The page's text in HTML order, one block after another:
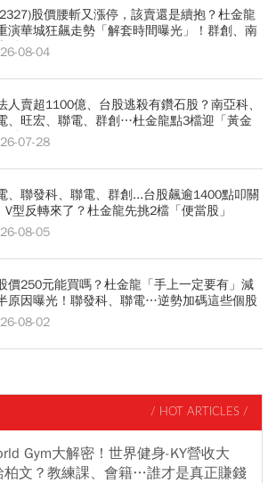
股價腰斬又漲停，該賣還是續抱？杜金龍
演華城狂飆走勢「解套時間曝光」！群創、南
點名08-04
人賣超1100億、台股逃殺有鑽石股？南亞科、
、旺宏、聯電、群創…杜金龍點3檔迎「黃金
點07-28
、聯發科、聯電、群創...台股飆逾1400點叩關
V型反轉來了？杜金龍先挑2檔「便當股」
08-05
價250元能買嗎？杜金龍「手上一定要有」減
原因曝光！聯發科、聯電…逆勢加碼這些個股
08-02
/ HOT ARTICLES /
Gym大解密！世界健身-KY營收大
柏文？教練課、會籍…誰才是真正賺錢